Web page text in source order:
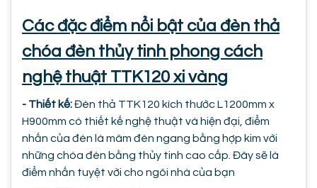
Các đặc điểm nổi bật của đèn thả
chóa đèn thủy tinh phong cách
nghệ thuật TTK120 xi vàng
- Thiết kế:Đèn thả TTK120 kích thước L1200mm x
H900mm có thiết kế nghệ thuật và hiện đại, điểm
nhấn của đèn là mâm đèn ngang bằng hợp kim với
những chóa đèn bằng thủy tinh cao cấp. Đây sẽ là
điểm nhấn tuyệt vời cho ngôi nhà của bạn